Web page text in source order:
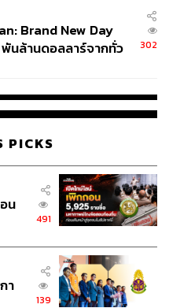
Brand New Day
พันล้านดอลลาร์จากทั่ว
302
PICKS
น
491
า
139